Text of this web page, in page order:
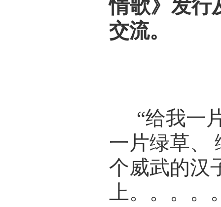
情歌》 发行
交流。
“给我一
一片绿草、
个威武的汉
上。。。。